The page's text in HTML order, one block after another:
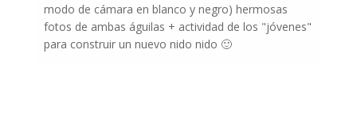
modo de cámara en blanco y negro) hermosas
fotos de ambas águilas + actividad de los "jóvenes"
para construir un nuevo nido nido 🙂